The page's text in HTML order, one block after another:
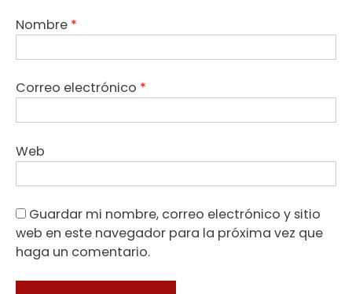
Nombre *
Correo electrónico *
Web
Guardar mi nombre, correo electrónico y sitio
web en este navegador para la próxima vez que
haga un comentario.